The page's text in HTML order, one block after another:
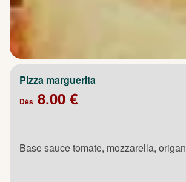
Pizza marguerita
Dès 8.00 €
Base sauce tomate, mozzarella, origan